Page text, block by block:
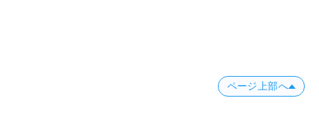
ページ上部へ